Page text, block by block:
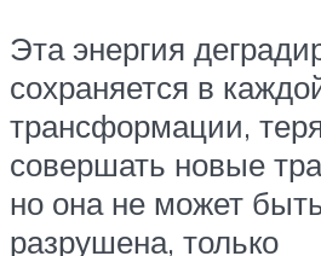
Эта энергия
сохраняется в
трансформации,
совершать новые
но она не может
разрушена, только